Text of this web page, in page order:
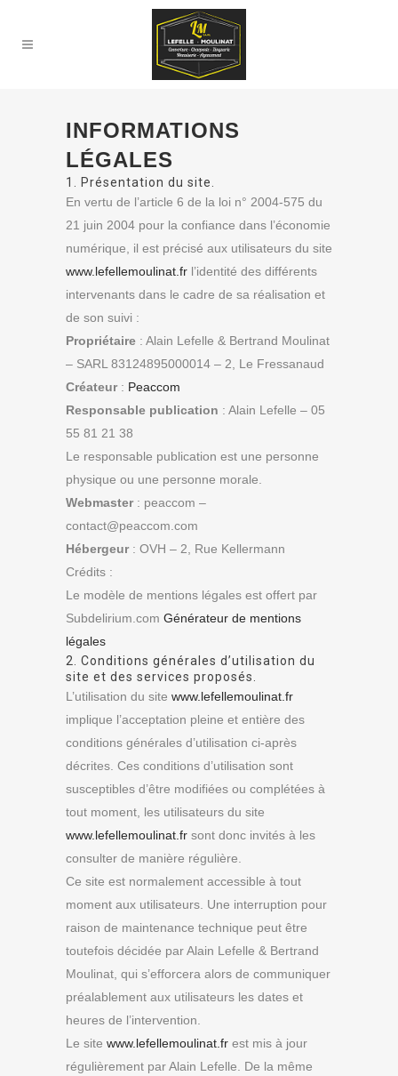
INFORMATIONS
LÉGALES
1. Présentation du site.
En vertu de l’article 6 de la loi n° 2004-575 du
21 juin 2004 pour la confiance dans l’économie
numérique, il est précisé aux utilisateurs du site
www.lefellemoulinat.fr l’identité des différents
intervenants dans le cadre de sa réalisation et
de son suivi :
Propriétaire : Alain Lefelle & Bertrand Moulinat
– SARL 83124895000014 – 2, Le Fressanaud
Créateur: Peaccom
Responsable publication : Alain Lefelle – 05
55 81 21 38
Le responsable publication est une personne
physique ou une personne morale.
Webmaster: peaccom –
contact@peaccom.com
Hébergeur: OVH – 2, Rue Kellermann
Crédits :
Le modèle de mentions légales est offert par
Subdelirium.com Générateur de mentions
légales
2. Conditions générales d’utilisation du
site et des services proposés.
L’utilisation du site www.lefellemoulinat.fr
implique l’acceptation pleine et entière des
conditions générales d’utilisation ci-après
décrites. Ces conditions d’utilisation sont
susceptibles d’être modifiées ou complétées à
tout moment, les utilisateurs du site
www.lefellemoulinat.fr sont donc invités à les
consulter de manière régulière.
Ce site est normalement accessible à tout
moment aux utilisateurs. Une interruption pour
raison de maintenance technique peut être
toutefois décidée par Alain Lefelle & Bertrand
Moulinat, qui s’efforcera alors de communiquer
préalablement aux utilisateurs les dates et
heures de l’intervention.
Le site www.lefellemoulinat.fr est mis à jour
régulièrement par Alain Lefelle. De la même